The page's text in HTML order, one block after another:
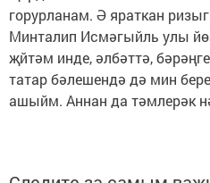
горурланам. Ә яраткан
Минталип Исмәгыйль улы
җйтәм инде, әлбәттә,
татар бәлешендә дә мин
ашыйм. Аннан да тәмлерәк